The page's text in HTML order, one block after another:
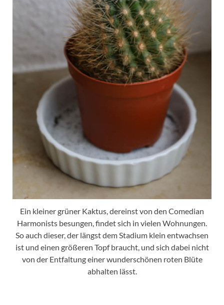
Ein kleiner grüner Kaktus, dereinst von den Comedian
Harmonists besungen, findet sich in vielen Wohnungen.
So auch dieser, der längst dem Stadium klein entwachsen
ist und einen größeren Topf braucht, und sich dabei nicht
von der Entfaltung einer wunderschönen roten Blüte
abhalten lässt.